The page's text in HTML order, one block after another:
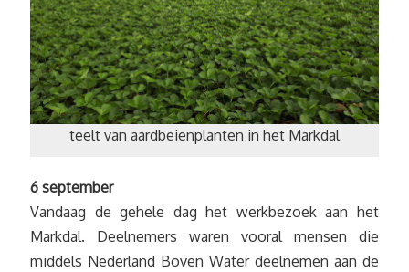
teelt van aardbeienplanten in het Markdal
6 september
Vandaag de gehele dag het werkbezoek aan het
Markdal. Deelnemers waren vooral mensen die
middels Nederland Boven Water deelnemen aan de